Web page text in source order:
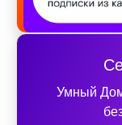
Умный